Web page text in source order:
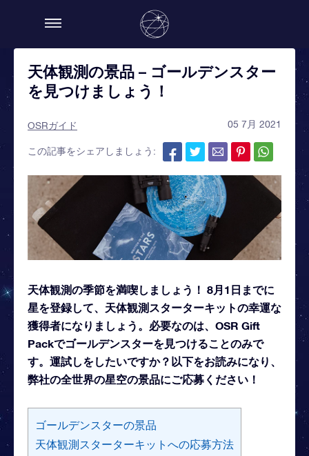
天体観測の景品 – ゴールデンスター
を見つけましょう！
OSRガイド 05 7月 2021
この記事をシェアしましょう:
天体観測の季節を満喫しましょう！ 8月1日までに
星を登録して、天体観測スターターキットの幸運な
獲得者になりましょう。必要なのは、OSR Gift
Packでゴールデンスターを見つけることのみで
す。運試しをしたいですか？以下をお読みになり、
弊社の全世界の星空の景品にご応募ください！
ゴールデンスターの景品
天体観測スターターキットへの応募方法